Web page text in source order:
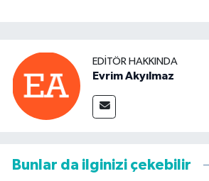
EDITÖR HAKKINDA
Evrim Akyılmaz
Bunlar da ilginizi çekebilir